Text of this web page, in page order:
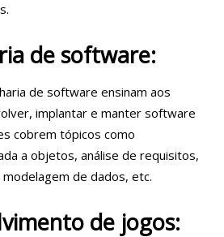
de software:
de software ensinam aos
implantar e manter software
cobrem tópicos como
a objetos, análise de requisitos,
de dados, etc.
de jogos: